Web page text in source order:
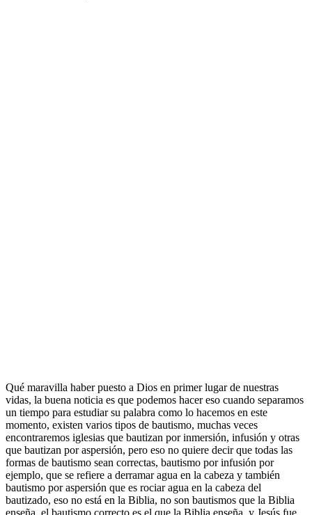
Qué maravilla haber puesto a Dios en primer lugar de nuestras
vidas, la buena noticia es que podemos hacer eso cuando separamos
un tiempo para estudiar su palabra como lo hacemos en este
momento, existen varios tipos de bautismo, muchas veces
encontraremos iglesias que bautizan por inmersión, infusión y otras
que bautizan por aspersión, pero eso no quiere decir que todas las
formas de bautismo sean correctas, bautismo por infusión por
ejemplo, que se refiere a derramar agua en la cabeza y también
bautismo por aspersión que es rociar agua en la cabeza del
bautizado, eso no está en la Biblia, no son bautismos que la Biblia
enseña, el bautismo correcto es el que la Biblia enseña, y Jesús fue